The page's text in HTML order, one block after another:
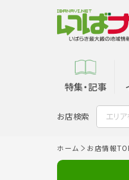
特集・記事
お店検索 エリ
ホーム お店情報